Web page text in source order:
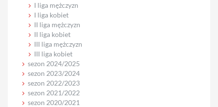
I liga mężczyzn
I liga kobiet
II liga mężczyzn
II liga kobiet
III liga mężczyzn
III liga kobiet
sezon 2024/2025
sezon 2023/2024
sezon 2022/2023
sezon 2021/2022
sezon 2020/2021